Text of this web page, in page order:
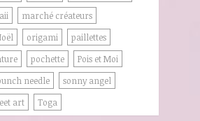
marché créateurs
origami
paillettes
pochette
Pois et Moi
needle
sonny angel
art Toga